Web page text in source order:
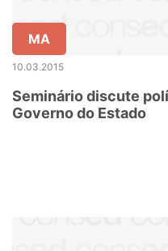
MA
10.03.2015
Seminário discute
Governo do Estado